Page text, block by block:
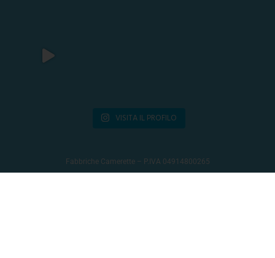
VISITA IL PROFILO
Fabbriche Camerette – P.IVA 04914800265